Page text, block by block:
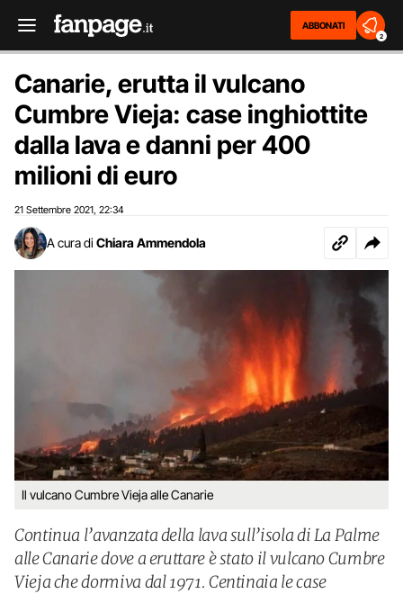
ABBONATI
2
Canarie, erutta il vulcano
Cumbre Vieja: case inghiottite
dalla lava e danni per 400
milioni di euro
21 Settembre 2021 22:34
A cura di Chiara Ammendola
Il vulcano Cumbre Vieja alle Canarie
Continua l’avanzata della lava sull’isola di La Palme
alle Canarie dove a eruttare è stato il vulcano Cumbre
Vieja che dormiva dal 1971. Centinaia le case